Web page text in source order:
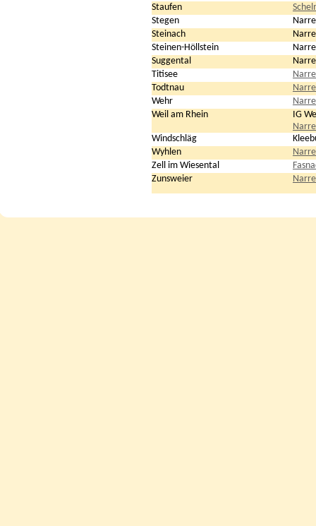
Staufen
Stegen
Steinach
Steinen-Höllstein
Suggental
Titisee
Todtnau
Wehr
Weil am Rhein
IG
Windschläg
Wyhlen
Zell im Wiesental
Zunsweier